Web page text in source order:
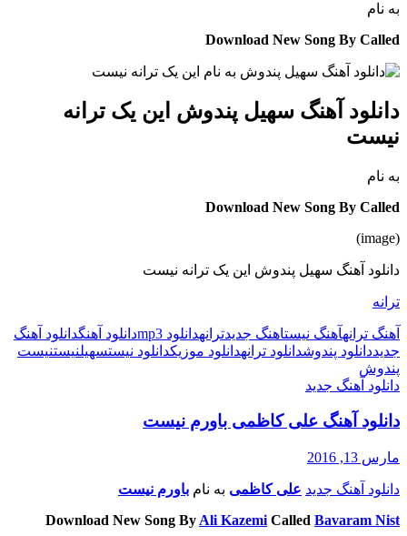
به نام
Download New Song By Called
دانلود آهنگ سهیل پندوش این یک ترانه
نیست
به نام
Download New Song By Called
(image)
دانلود آهنگ سهیل پندوش این یک ترانه نیست
ترانه
آهنگ ترانهآهنگ نیستاهنگ جدیدترانهدانلود mp3 دانلود آهنگدانلود آهنگ
جدیددانلود پندوشدانلود ترانهدانلود موزیکدانلود نیستسهیلنیستنیست
پندوش
دانلود آهنگ جدید
دانلود آهنگ علی کاظمی باورم نیست
مارس 13, 2016
دانلود آهنگ جدید علی کاظمی به نام باورم نیست
Download New Song By Ali Kazemi Called Bavaram Nist